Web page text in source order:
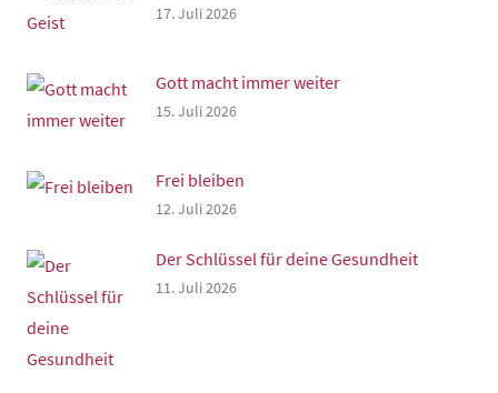
17. Juli 2026
Gott macht immer weiter
15. Juli 2026
Frei bleiben
12. Juli 2026
Der Schlüssel für deine Gesundheit
11. Juli 2026